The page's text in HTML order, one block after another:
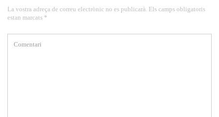
La vostra adreça de correu electrònic no es publicarà. Els camps obligatoris
estan marcats *